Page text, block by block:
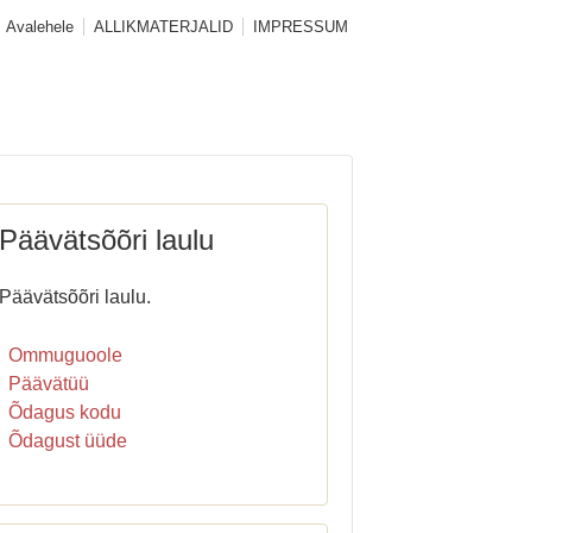
Avalehele ALLIKMATERJALID IMPRESSUM
Päävätsõõri laulu
Päävätsõõri laulu.
Ommuguoole
Päävätüü
Õdagus kodu
Õdagust üüde